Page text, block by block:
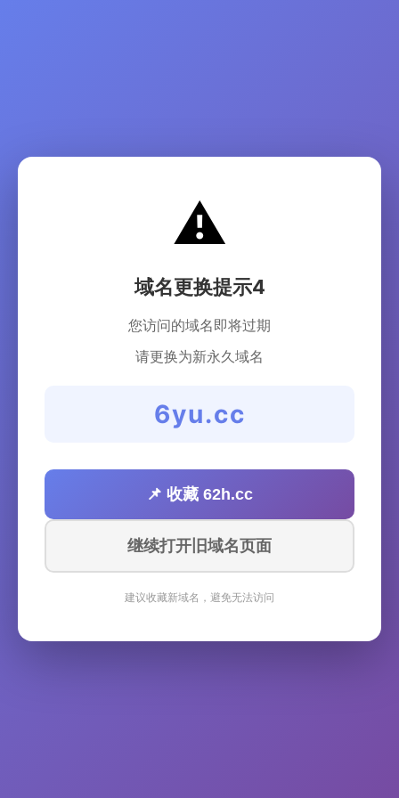
⚠️
域名更换提示4
您访问的域名即将过期
请更换为新永久域名
6yu.cc
📌 收藏 62h.cc
继续打开旧域名页面
建议收藏新域名，避免无法访问